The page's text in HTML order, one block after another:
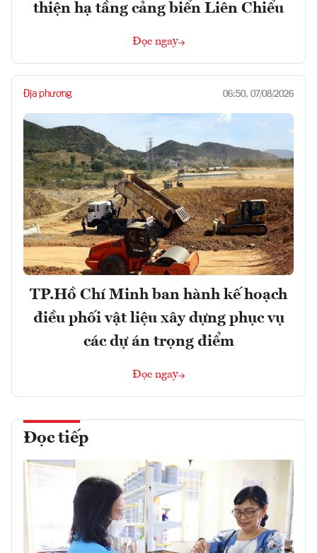
thiện hạ tầng cảng biển Liên Chiểu
Đọc ngay
Địa phương 06:50, 07/08/2026
TP.Hồ Chí Minh ban hành kế hoạch
điều phối vật liệu xây dựng phục vụ
các dự án trọng điểm
Đọc ngay
Đọc tiếp